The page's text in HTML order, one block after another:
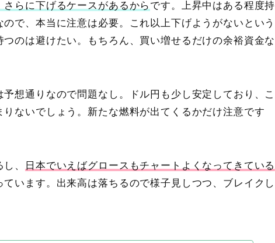
らに下げるケースがあるから です。上昇中はある程度持
で、本当に注意は必要。これ以上下げようがないという
のは避けたい。もちろん、買い増せるだけの余裕資金な
想通りなので問題なし。ドル円も少し安定しており、こ
ないでしょう。新たな燃料が出てくるかだけ注意です
、
日本でいえばグロースもチャートよくなってきている
います。出来高は落ちるので様子見しつつ、ブレイクし